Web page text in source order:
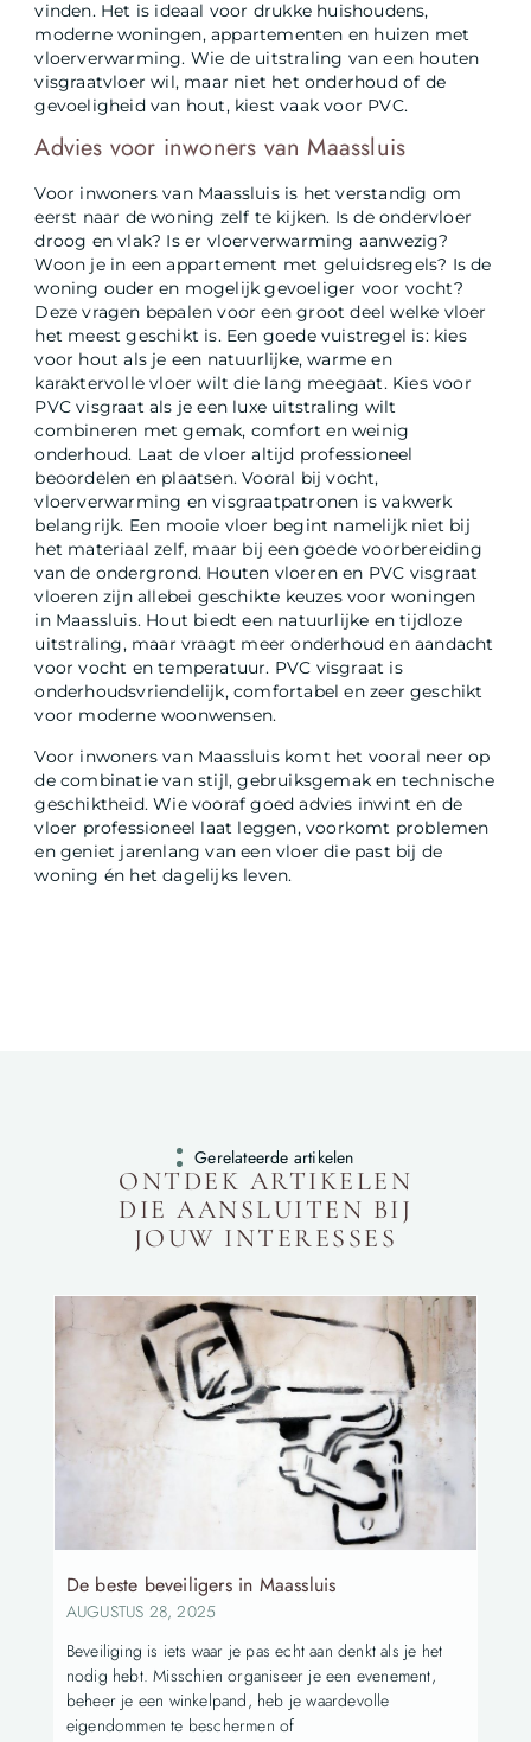
vinden. Het is ideaal voor drukke huishoudens,
moderne woningen, appartementen en huizen met
vloerverwarming. Wie de uitstraling van een houten
visgraatvloer wil, maar niet het onderhoud of de
gevoeligheid van hout, kiest vaak voor PVC.
Advies voor inwoners van Maassluis
Voor inwoners van Maassluis is het verstandig om
eerst naar de woning zelf te kijken. Is de ondervloer
droog en vlak? Is er vloerverwarming aanwezig?
Woon je in een appartement met geluidsregels? Is de
woning ouder en mogelijk gevoeliger voor vocht?
Deze vragen bepalen voor een groot deel welke vloer
het meest geschikt is. Een goede vuistregel is: kies
voor hout als je een natuurlijke, warme en
karaktervolle vloer wilt die lang meegaat. Kies voor
PVC visgraat als je een luxe uitstraling wilt
combineren met gemak, comfort en weinig
onderhoud. Laat de vloer altijd professioneel
beoordelen en plaatsen. Vooral bij vocht,
vloerverwarming en visgraatpatronen is vakwerk
belangrijk. Een mooie vloer begint namelijk niet bij
het materiaal zelf, maar bij een goede voorbereiding
van de ondergrond. Houten vloeren en PVC visgraat
vloeren zijn allebei geschikte keuzes voor woningen
in Maassluis. Hout biedt een natuurlijke en tijdloze
uitstraling, maar vraagt meer onderhoud en aandacht
voor vocht en temperatuur. PVC visgraat is
onderhoudsvriendelijk, comfortabel en zeer geschikt
voor moderne woonwensen.
Voor inwoners van Maassluis komt het vooral neer op
de combinatie van stijl, gebruiksgemak en technische
geschiktheid. Wie vooraf goed advies inwint en de
vloer professioneel laat leggen, voorkomt problemen
en geniet jarenlang van een vloer die past bij de
woning én het dagelijks leven.
Gerelateerde artikelen
ONTDEK ARTIKELEN
DIE AANSLUITEN BIJ
JOUW INTERESSES
De beste beveiligers in Maassluis
AUGUSTUS 28, 2025
Beveiliging is iets waar je pas echt aan denkt als je het
nodig hebt. Misschien organiseer je een evenement,
beheer je een winkelpand, heb je waardevolle
eigendommen te beschermen of